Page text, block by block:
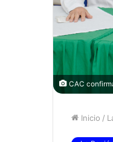
CAC
Inicio /